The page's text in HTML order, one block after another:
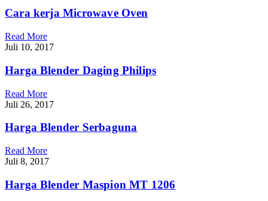
Cara kerja Microwave Oven
Read More
Juli 10, 2017
Harga Blender Daging Philips
Read More
Juli 26, 2017
Harga Blender Serbaguna
Read More
Juli 8, 2017
Harga Blender Maspion MT 1206